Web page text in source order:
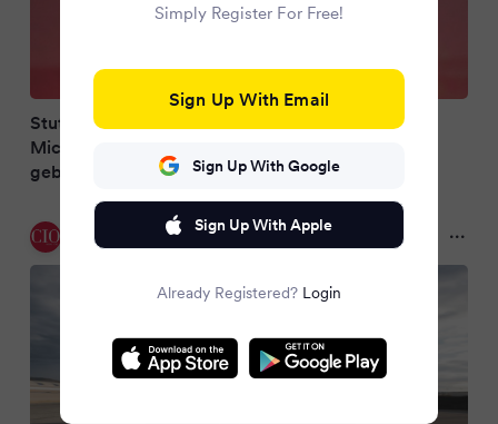
Stuttgarter Sportwagenbauer: Porsche-Chef
Michael Leiters – 911er wird es nicht elektrisch
geben
2 months ago
Simply Register For Free!
Sign Up With Email
Sign Up With Google
Sign Up With Apple
Already Registered? Login